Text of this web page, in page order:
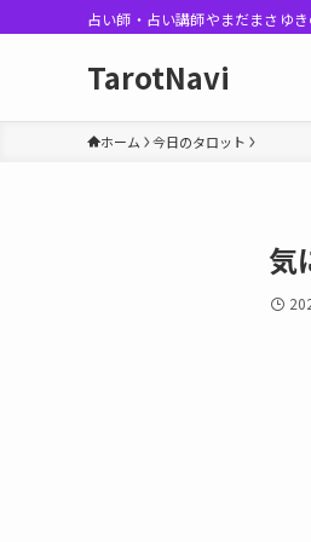
占い師・占い講師やまだまさゆ
TarotNavi
ホーム 今日のタロット
気